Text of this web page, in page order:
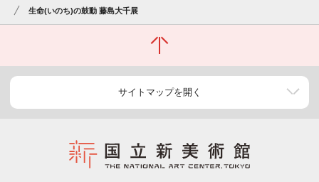
生命(いのち)の鼓動 藤島大千展
サイトマップを開く